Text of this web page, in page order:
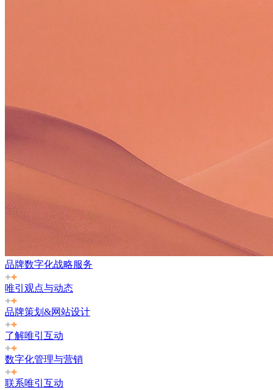
品牌数字化战略服务
唯引观点与动态
品牌策划&网站设计
了解唯引互动
数字化管理与营销
联系唯引互动